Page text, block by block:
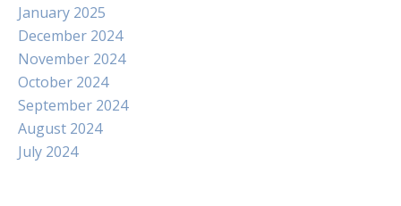
January 2025
December 2024
November 2024
October 2024
September 2024
August 2024
July 2024